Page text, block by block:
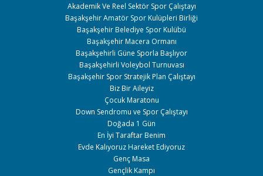
Akademik Ve Reel Sektör Spor Çalıştayı
Başakşehir Amatör Spor Kulüpleri Birliği
Başakşehir Belediye Spor Kulübü
Başakşehir Macera Ormanı
Başakşehirli Güne Sporla Başlıyor
Başakşehirli Voleybol Turnuvası
Başakşehir Spor Stratejik Plan Çalıştayı
Biz Bir Aileyiz
Çocuk Maratonu
Down Sendromu ve Spor Çalıştayı
Doğada 1 Gün
En İyi Taraftar Benim
Evde Kalıyoruz Hareket Ediyoruz
Genç Masa
Gençlik Kampı